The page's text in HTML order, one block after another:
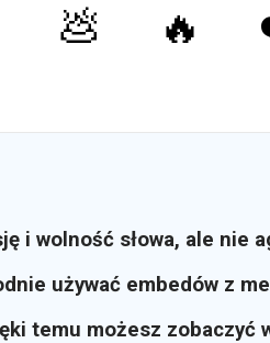
💩 🔥
i wolność słowa, ale nie
używać embedów z
temu możesz zobaczyć